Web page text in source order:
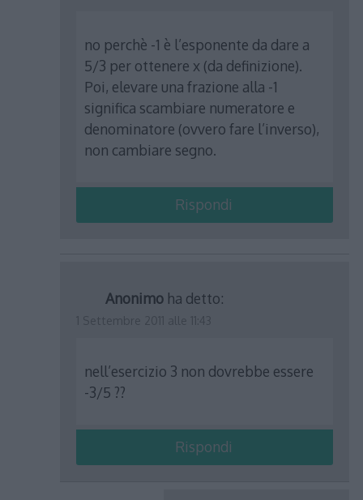
no perchè -1 è l’esponente da dare a
5/3 per ottenere x (da definizione).
Poi, elevare una frazione alla -1
significa scambiare numeratore e
denominatore (ovvero fare l’inverso),
non cambiare segno.
Rispondi
Anonimo ha detto:
nell’esercizio 3 non dovrebbe essere
-3/5 ??
Rispondi